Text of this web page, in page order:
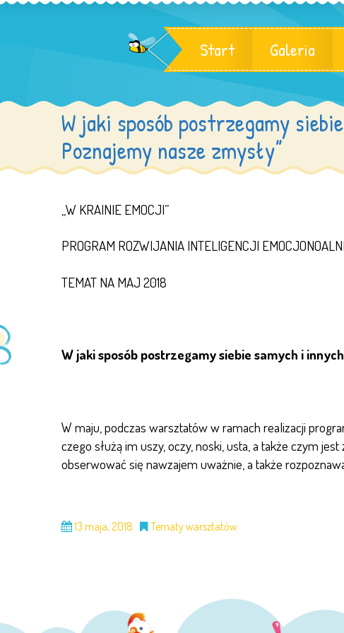
Start Galeria
W jaki sposób postrzegamy
Poznajemy nasze zmysły”
„W KRAINIE EMOCJI”
PROGRAM ROZWIJANIA INTELIGENCJI
TEMAT NA MAJ 2018
W jaki sposób postrzegamy siebie samych i
W maju, podczas warsztatów w ramach realizacji
czego służą im uszy, oczy, noski, usta, a także czym
obserwować się nawzajem uważnie, a także
13 maja, 2018 Tematy warsztatów